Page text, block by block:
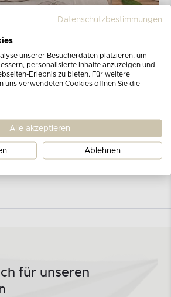
für unseren
Datenschutzbestimmungen
unserer Besucherdaten platzieren, um
personalisierte Inhalte anzuzeigen und
Erlebnis zu bieten. Für weitere
uns verwendeten Cookies öffnen Sie die
Alle akzeptieren
Ablehnen